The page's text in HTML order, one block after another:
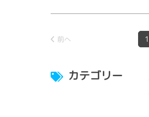
前へ 1
カテゴリー